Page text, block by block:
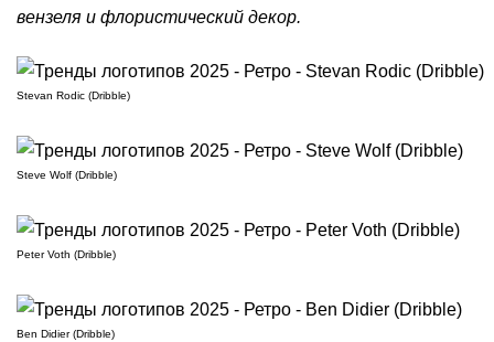
вензеля и флористический декор.
Stevan Rodic (Dribble)
Steve Wolf (Dribble)
Peter Voth (Dribble)
Ben Didier (Dribble)